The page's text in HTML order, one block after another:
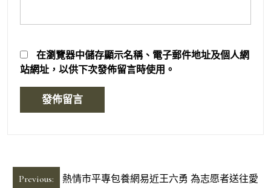
在瀏覽器中儲存顯示名稱、電子郵件地址及個人網
站網址，以供下次發佈留言時使用。
文Previous:
熱情市平專包養網易近王六勇 為志愿者送往愛